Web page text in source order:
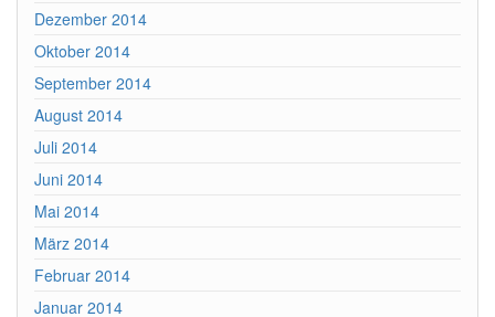
Dezember 2014
Oktober 2014
September 2014
August 2014
Juli 2014
Juni 2014
Mai 2014
März 2014
Februar 2014
Januar 2014